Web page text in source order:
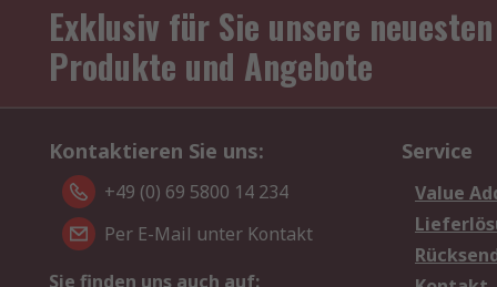
Exklusiv für Sie unsere neuesten
Produkte und Angebote
Kontaktieren Sie uns:
+49 (0) 69 5800 14 234
Per E-Mail unter Kontakt
Sie finden uns auch auf:
Service
Value